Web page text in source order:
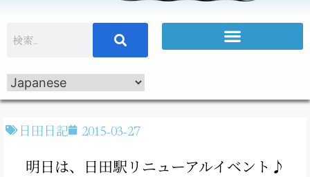
日田日記 2015-03-27
明日は、日田駅リニューアルイベント♪